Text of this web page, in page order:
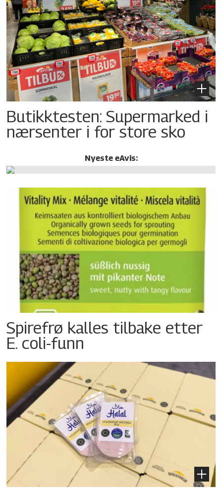
Butikktesten: Supermarked i
nærsenter i for store sko
Nyeste eAvis:
Spirefrø kalles tilbake etter
E. coli-funn